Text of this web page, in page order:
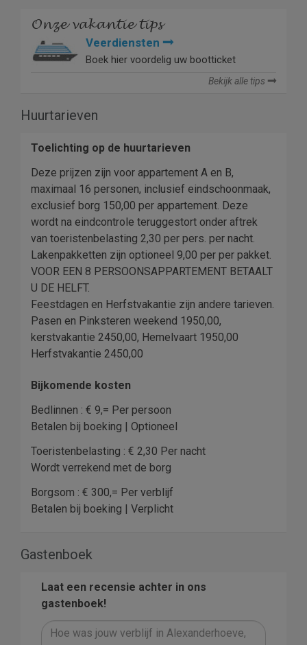
Onze vakantie tips
Veerdiensten
Boek hier voordelig uw bootticket
Bekijk alle tips
Huurtarieven
Toelichting op de huurtarieven
Deze prijzen zijn voor appartement A en B,
maximaal 16 personen, inclusief eindschoonmaak,
exclusief borg 150,00 per appartement. Deze
wordt na eindcontrole teruggestort onder aftrek
van toeristenbelasting 2,30 per pers. per nacht.
Lakenpakketten zijn optioneel 9,00 per per pakket.
VOOR EEN 8 PERSOONSAPPARTEMENT BETAALT
U DE HELFT.
Feestdagen en Herfstvakantie zijn andere tarieven.
Pasen en Pinksteren weekend 1950,00,
kerstvakantie 2450,00, Hemelvaart 1950,00
Herfstvakantie 2450,00
Bijkomende kosten
Bedlinnen : € 9,= Per persoon
Betalen bij boeking | Optioneel
Toeristenbelasting : € 2,30 Per nacht
Wordt verrekend met de borg
Borgsom : € 300,= Per verblijf
Betalen bij boeking | Verplicht
Gastenboek
Laat een recensie achter in ons
gastenboek!